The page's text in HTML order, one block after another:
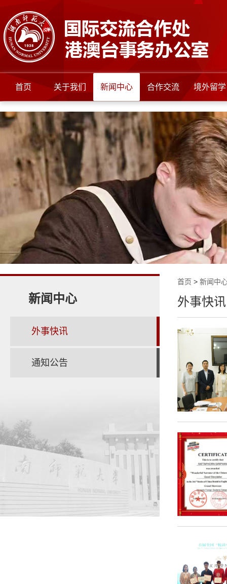
首页 关于我们 新闻中心 合作交流 境外留学
首页 > 新闻中
外事快讯
新闻中心
外事快讯
通知公告